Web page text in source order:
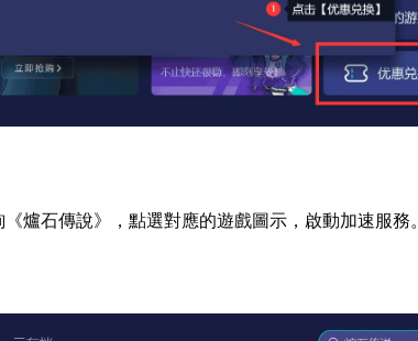
爐石傳說》，點選對應的遊戲圖示，啟動加速服務